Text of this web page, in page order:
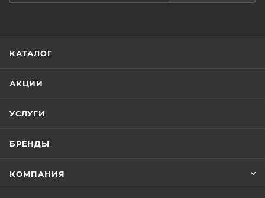
КАТАЛОГ
АКЦИИ
УСЛУГИ
БРЕНДЫ
КОМПАНИЯ